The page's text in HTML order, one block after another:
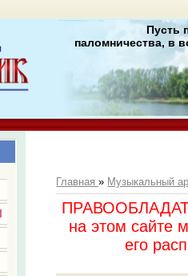
Пусть
паломничества, в
Главная» Музыкальный
на этом сайте
его